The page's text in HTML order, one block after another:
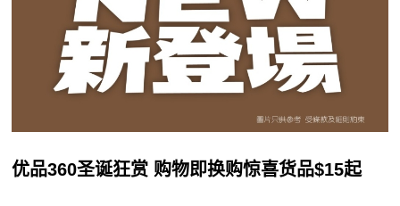
优品360圣诞狂赏 购物即换购惊喜货品$15起